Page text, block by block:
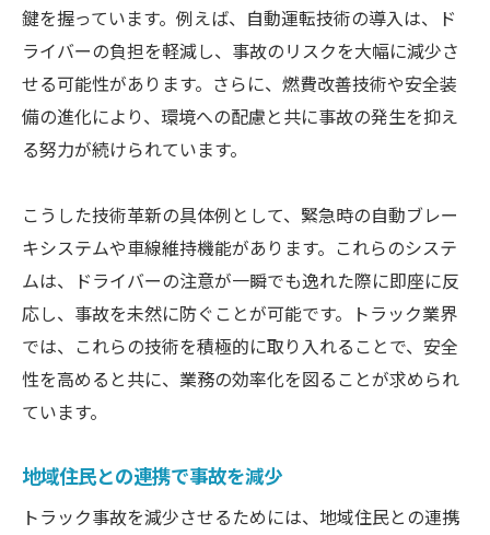
鍵を握っています。例えば、自動運転技術の導入は、ド
ライバーの負担を軽減し、事故のリスクを大幅に減少さ
せる可能性があります。さらに、燃費改善技術や安全装
備の進化により、環境への配慮と共に事故の発生を抑え
る努力が続けられています。
こうした技術革新の具体例として、緊急時の自動ブレー
キシステムや車線維持機能があります。これらのシステ
ムは、ドライバーの注意が一瞬でも逸れた際に即座に反
応し、事故を未然に防ぐことが可能です。トラック業界
では、これらの技術を積極的に取り入れることで、安全
性を高めると共に、業務の効率化を図ることが求められ
ています。
地域住民との連携で事故を減少
トラック事故を減少させるためには、地域住民との連携